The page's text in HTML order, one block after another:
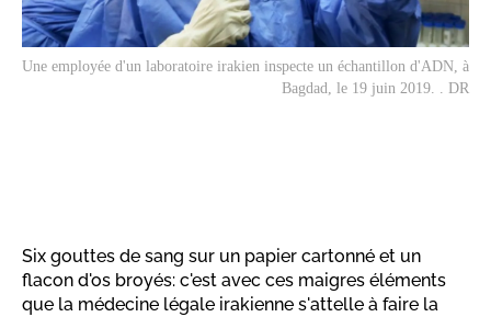
Une employée d'un laboratoire irakien inspecte un échantillon d'ADN, à
Bagdad, le 19 juin 2019. . DR
Six gouttes de sang sur un papier cartonné et un
flacon d'os broyés: c'est avec ces maigres éléments
que la médecine légale irakienne s'attelle à faire la